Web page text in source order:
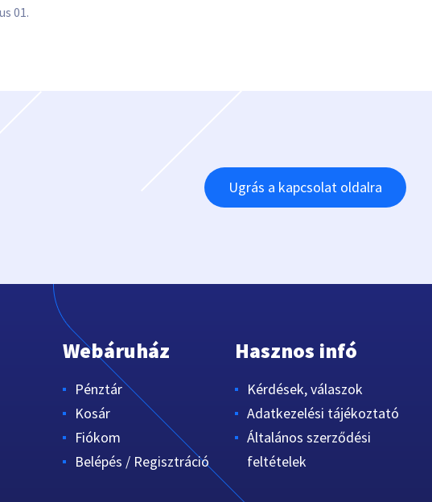
01.
Ugrás a kapcsolat oldalra
Webáruház
Pénztár
Kosár
Fiókom
Belépés / Regisztráció
Hasznos infó
Kérdések, válaszok
Adatkezelési tájékoztató
Általános szerződési
feltételek